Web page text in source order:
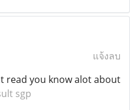
แจ้งลบ
read you know alot about
sgp